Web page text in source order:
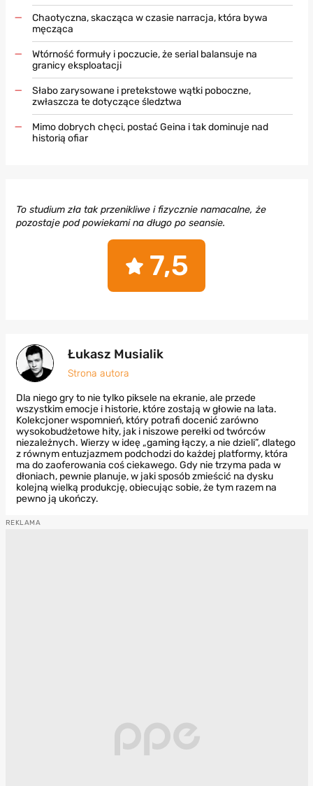
Chaotyczna, skacząca w czasie narracja, która bywa
męcząca
Wtórność formuły i poczucie, że serial balansuje na
granicy eksploatacji
Słabo zarysowane i pretekstowe wątki poboczne,
zwłaszcza te dotyczące śledztwa
Mimo dobrych chęci, postać Geina i tak dominuje nad
historią ofiar
To studium zła tak przenikliwe i fizycznie namacalne, że
pozostaje pod powiekami na długo po seansie.
7,5
Łukasz Musialik
Strona autora
Dla niego gry to nie tylko piksele na ekranie, ale przede
wszystkim emocje i historie, które zostają w głowie na lata.
Kolekcjoner wspomnień, który potrafi docenić zarówno
wysokobudżetowe hity, jak i niszowe perełki od twórców
niezależnych. Wierzy w ideę „gaming łączy, a nie dzieli”, dlatego
z równym entuzjazmem podchodzi do każdej platformy, która
ma do zaoferowania coś ciekawego. Gdy nie trzyma pada w
dłoniach, pewnie planuje, w jaki sposób zmieścić na dysku
kolejną wielką produkcję, obiecując sobie, że tym razem na
pewno ją ukończy.